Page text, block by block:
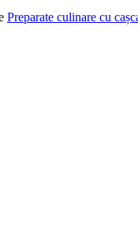
Preparate culinare cu